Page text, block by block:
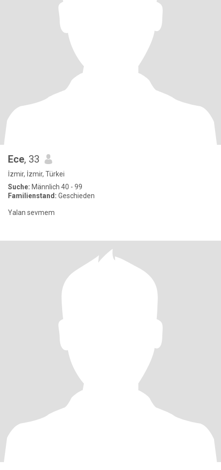
Ece, 33
İzmir, İzmir, Türkei
Suche: Männlich 40 - 99
Familienstand: Geschieden
Yalan sevmem